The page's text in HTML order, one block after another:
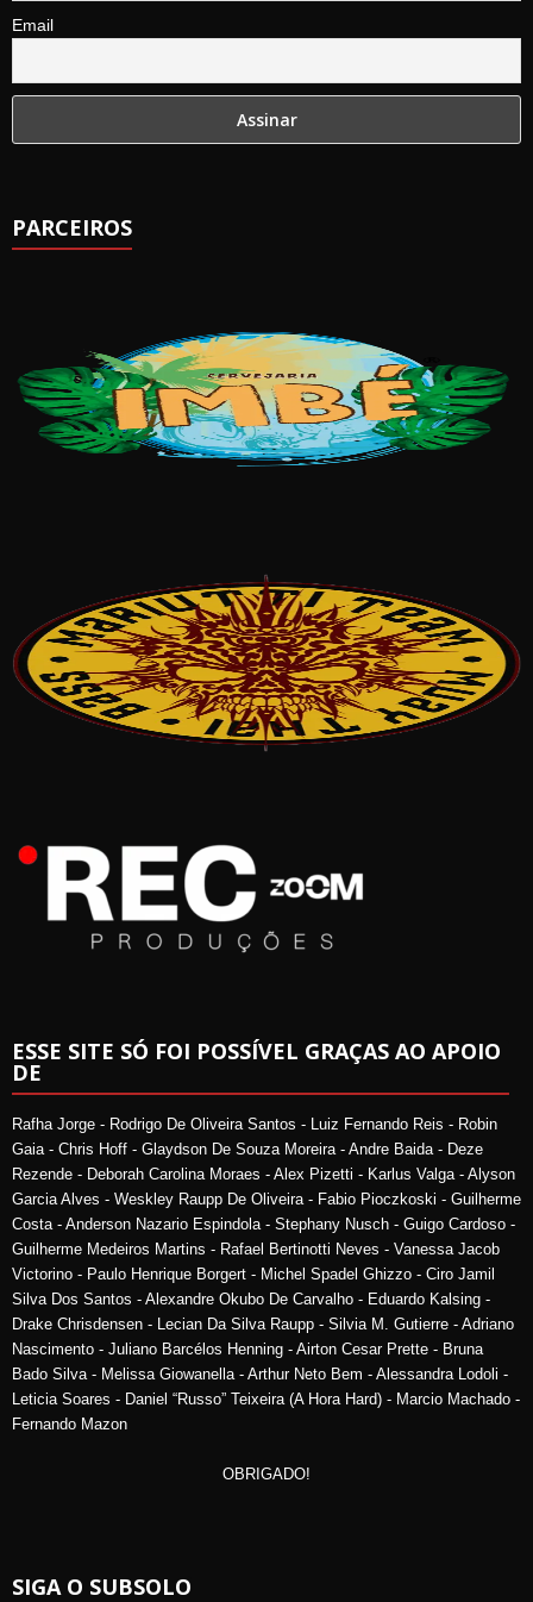
Email
PARCEIROS
ESSE SITE SÓ FOI POSSÍVEL GRAÇAS AO APOIO
DE
Rafha Jorge - Rodrigo De Oliveira Santos - Luiz Fernando Reis - Robin
Gaia - Chris Hoff - Glaydson De Souza Moreira - Andre Baida - Deze
Rezende - Deborah Carolina Moraes - Alex Pizetti - Karlus Valga - Alyson
Garcia Alves - Weskley Raupp De Oliveira - Fabio Pioczkoski - Guilherme
Costa - Anderson Nazario Espindola - Stephany Nusch - Guigo Cardoso -
Guilherme Medeiros Martins - Rafael Bertinotti Neves - Vanessa Jacob
Victorino - Paulo Henrique Borgert - Michel Spadel Ghizzo - Ciro Jamil
Silva Dos Santos - Alexandre Okubo De Carvalho - Eduardo Kalsing -
Drake Chrisdensen - Lecian Da Silva Raupp - Silvia M. Gutierre - Adriano
Nascimento - Juliano Barcélos Henning - Airton Cesar Prette - Bruna
Bado Silva - Melissa Giowanella - Arthur Neto Bem - Alessandra Lodoli -
Leticia Soares - Daniel “Russo” Teixeira (A Hora Hard) - Marcio Machado -
Fernando Mazon
OBRIGADO!
SIGA O SUBSOLO